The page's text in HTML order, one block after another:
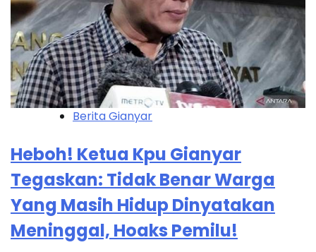
Berita Gianyar
Heboh! Ketua Kpu Gianyar
Tegaskan: Tidak Benar Warga
Yang Masih Hidup Dinyatakan
Meninggal, Hoaks Pemilu!